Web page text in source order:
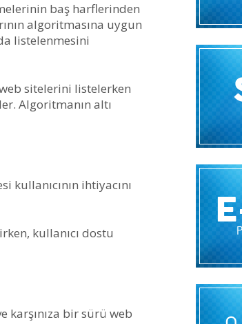
baş harflerinden
algoritmasına uygun
listelenmesini
sitelerini listelerken
Algoritmanın altı
ihtiyacını
kullanıcı dostu
karşınıza bir sürü web